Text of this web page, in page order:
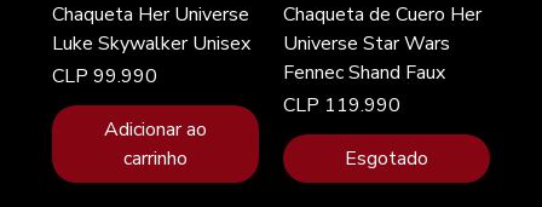
Chaqueta Her Universe
Luke Skywalker Unisex
Preço
CLP 99.990
Adicionar ao
carrinho
Chaqueta de Cuero Her
Universe Star Wars
Fennec Shand Faux
Preço
CLP 119.990
Esgotado